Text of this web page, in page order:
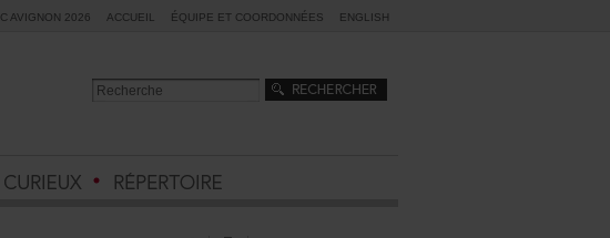
ACCUEIL ÉQUIPEETCOORDONNÉES ENGLISH